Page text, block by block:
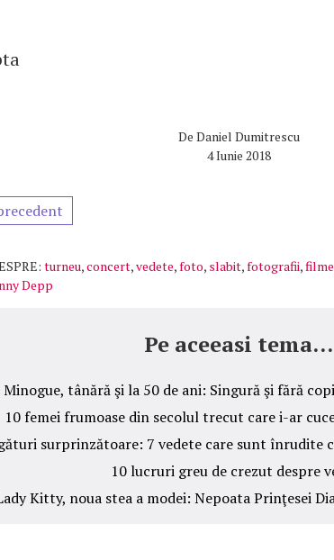
De Daniel Dumitrescu
4 Iunie 2018
turneu,concert,vedete,foto, slabit,fotografii,filme
Depp
Pe aceeasi tema...
Minogue, tânără şi la 50 de ani: Singură şi fără
10 femei frumoase din secolul trecut care i-ar
surprinzătoare: 7 vedete care sunt înrudite
10 lucruri greu de crezut despre
Kitty, noua stea a modei: Nepoata Prinţesei